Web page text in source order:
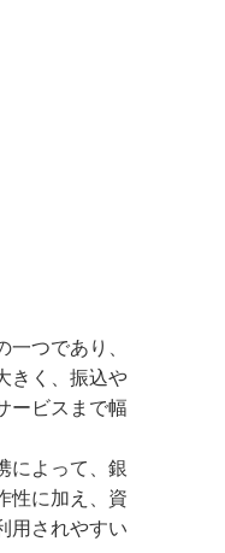
つであり、
きく、振込や
ービスまで幅
によって、銀
性に加え、資
用されやすい